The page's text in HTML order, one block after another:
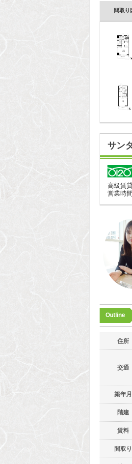
間取り
サン
高級賃
営業時
Outline
住所
交通
築年月
階建
賃料
間取り